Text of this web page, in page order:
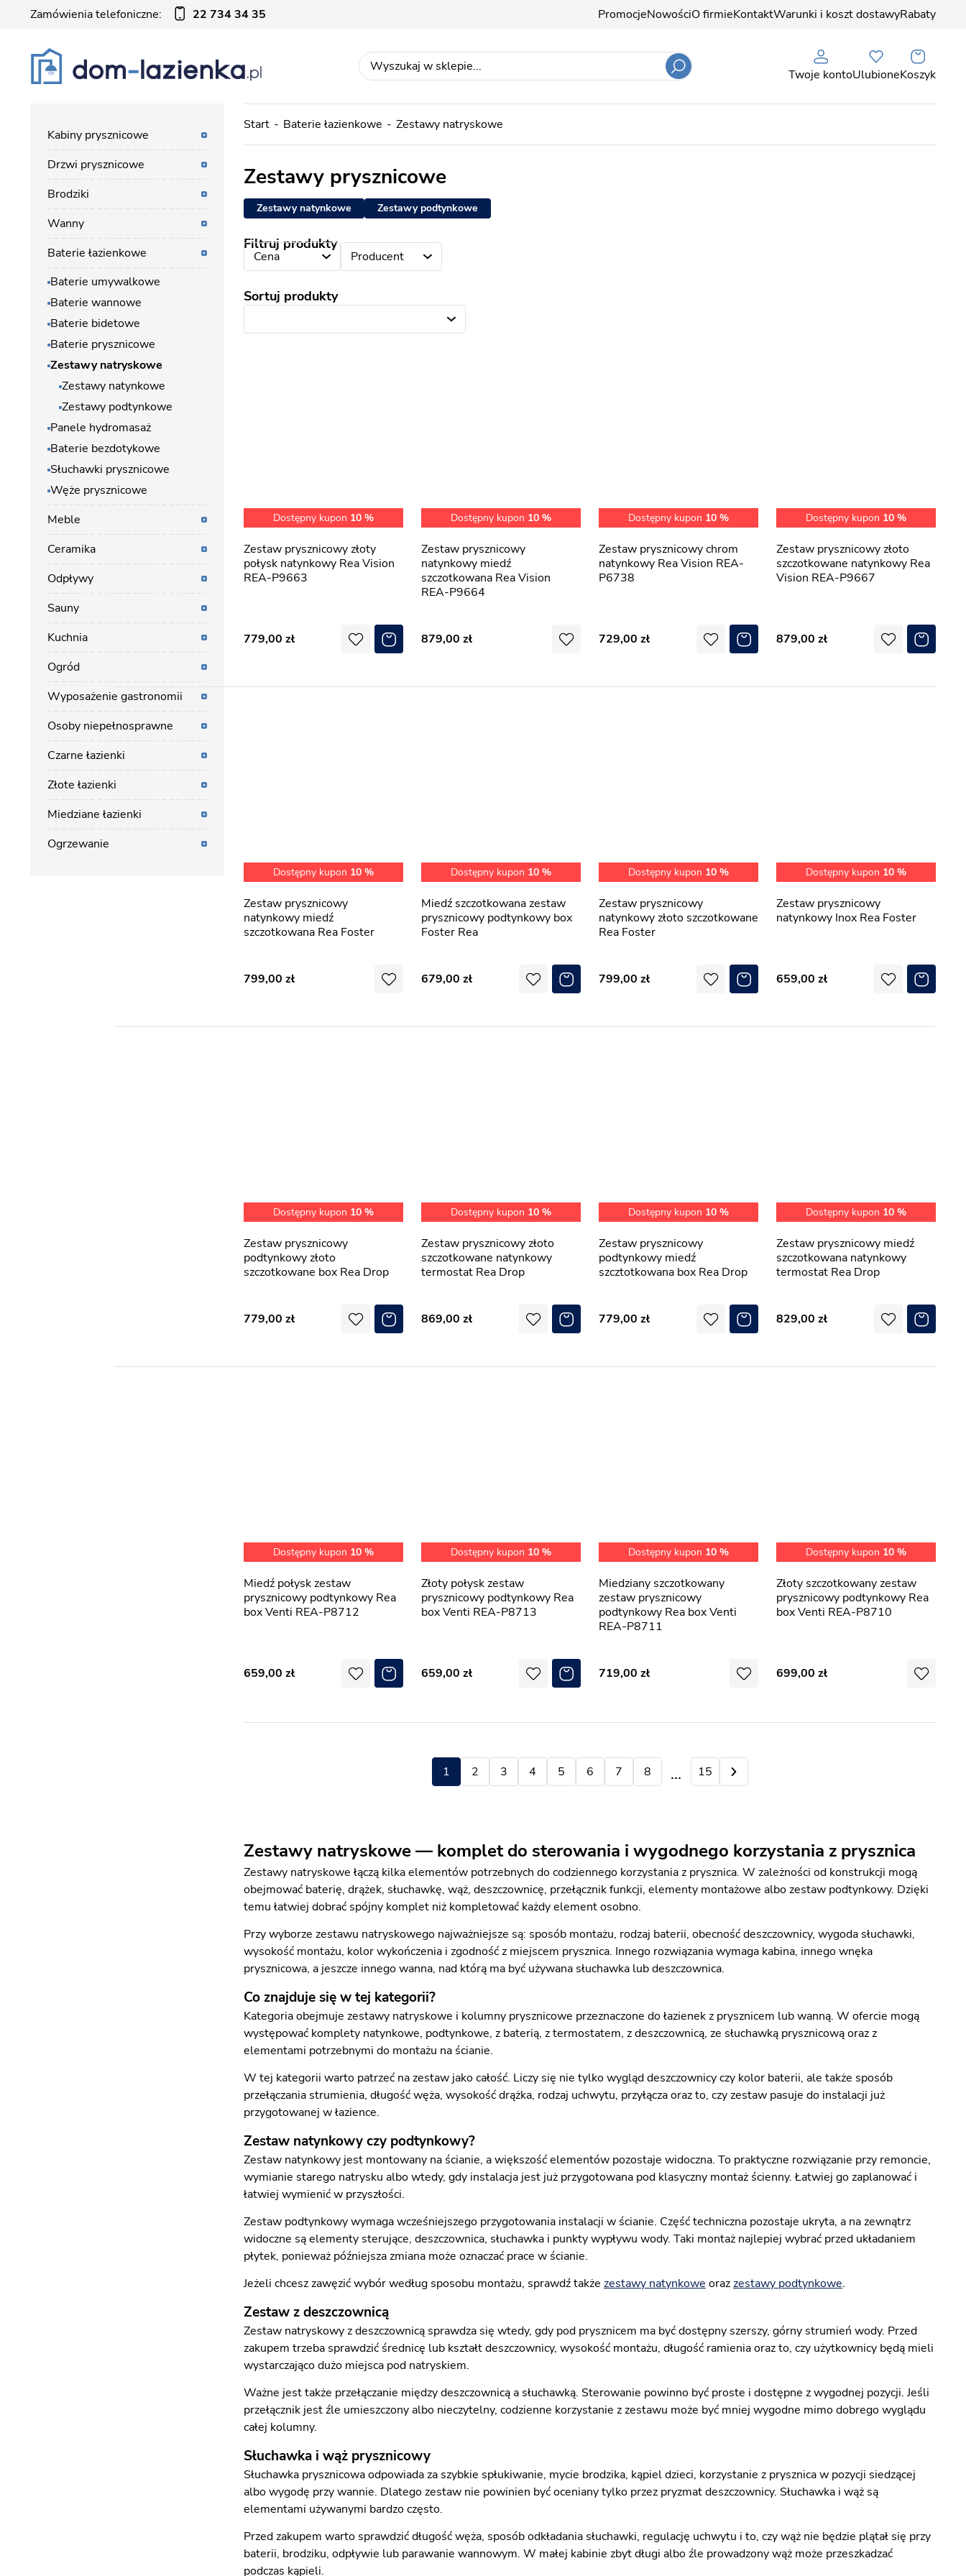
Zamówienia telefoniczne: 22 734 34 35 PromocjeNowościO firmieKontaktWarunki i koszt dostawyRabaty
Twoje kontoUlubioneKoszyk
Start Baterie łazienkowe Zestawy natryskowe
Zestawy prysznicowe
Zestawy natryskowe — komplet do sterowania i wygodnego korzystania z prysznica
Zestawy natryskowe łączą kilka elementów potrzebnych do codziennego korzystania z prysznica. W zależności od konstrukcji mogą
obejmować baterię, drążek, słuchawkę, wąż, deszczownicę, przełącznik funkcji, elementy montażowe albo zestaw podtynkowy. Dzięki
temu łatwiej dobrać spójny komplet niż kompletować każdy element osobno.
Przy wyborze zestawu natryskowego najważniejsze są: sposób montażu, rodzaj baterii, obecność deszczownicy, wygoda słuchawki,
wysokość montażu, kolor wykończenia i zgodność z miejscem prysznica. Innego rozwiązania wymaga kabina, innego wnęka
prysznicowa, a jeszcze innego wanna, nad którą ma być używana słuchawka lub deszczownica.
Co znajduje się w tej kategorii?
Kategoria obejmuje zestawy natryskowe i kolumny prysznicowe przeznaczone do łazienek z prysznicem lub wanną. W ofercie mogą
występować komplety natynkowe, podtynkowe, z baterią, z termostatem, z deszczownicą, ze słuchawką prysznicową oraz z
elementami potrzebnymi do montażu na ścianie.
W tej kategorii warto patrzeć na zestaw jako całość. Liczy się nie tylko wygląd deszczownicy czy kolor baterii, ale także sposób
przełączania strumienia, długość węża, wysokość drążka, rodzaj uchwytu, przyłącza oraz to, czy zestaw pasuje do instalacji już
przygotowanej w łazience.
Zestaw natynkowy czy podtynkowy?
Zestaw natynkowy jest montowany na ścianie, a większość elementów pozostaje widoczna. To praktyczne rozwiązanie przy remoncie,
wymianie starego natrysku albo wtedy, gdy instalacja jest już przygotowana pod klasyczny montaż ścienny. Łatwiej go zaplanować i
łatwiej wymienić w przyszłości.
Zestaw podtynkowy wymaga wcześniejszego przygotowania instalacji w ścianie. Część techniczna pozostaje ukryta, a na zewnątrz
widoczne są elementy sterujące, deszczownica, słuchawka i punkty wypływu wody. Taki montaż najlepiej wybrać przed układaniem
płytek, ponieważ późniejsza zmiana może oznaczać prace w ścianie.
Jeżeli chcesz zawęzić wybór według sposobu montażu, sprawdź także zestawy natynkowe orazzestawy podtynkowe.
Zestaw z deszczownicą
Zestaw natryskowy z deszczownicą sprawdza się wtedy, gdy pod prysznicem ma być dostępny szerszy, górny strumień wody. Przed
zakupem trzeba sprawdzić średnicę lub kształt deszczownicy, wysokość montażu, długość ramienia oraz to, czy użytkownicy będą mieli
wystarczająco dużo miejsca pod natryskiem.
Ważne jest także przełączanie między deszczownicą a słuchawką. Sterowanie powinno być proste i dostępne z wygodnej pozycji. Jeśli
przełącznik jest źle umieszczony albo nieczytelny, codzienne korzystanie z zestawu może być mniej wygodne mimo dobrego wyglądu
całej kolumny.
Słuchawka i wąż prysznicowy
Słuchawka prysznicowa odpowiada za szybkie spłukiwanie, mycie brodzika, kąpiel dzieci, korzystanie z prysznica w pozycji siedzącej
albo wygodę przy wannie. Dlatego zestaw nie powinien być oceniany tylko przez pryzmat deszczownicy. Słuchawka i wąż są
elementami używanymi bardzo często.
Przed zakupem warto sprawdzić długość węża, sposób odkładania słuchawki, regulację uchwytu i to, czy wąż nie będzie plątał się przy
baterii, brodziku, odpływie lub parawanie wannowym. W małej kabinie zbyt długi albo źle prowadzony wąż może przeszkadzać
podczas kąpieli.
Zestawy natynkowe Zestawy podtynkowe
Filtruj produkty
Cena Producent
Sortuj produkty
Dostępny kupon 10 %
Zestaw prysznicowy złoty
połysk natynkowy Rea Vision
REA-P9663
779,00
Dostępny kupon 10 %
Zestaw prysznicowy
natynkowy miedź
szczotkowana Rea Vision
REA-P9664
879,00
Dostępny kupon 10 %
Zestaw prysznicowy chrom
natynkowy Rea Vision REA-
P6738
729,00
Dostępny kupon 10 %
Zestaw prysznicowy złoto
szczotkowane natynkowy Rea
Vision REA-P9667
879,00
Dostępny kupon 10 %
Zestaw prysznicowy
natynkowy miedź
szczotkowana Rea Foster
799,00
Dostępny kupon 10 %
Miedź szczotkowana zestaw
prysznicowy podtynkowy box
Foster Rea
679,00
Dostępny kupon 10 %
Zestaw prysznicowy
natynkowy złoto szczotkowane
Rea Foster
799,00
Dostępny kupon 10 %
Zestaw prysznicowy
natynkowy Inox Rea Foster
659,00
Dostępny kupon 10 %
Zestaw prysznicowy
podtynkowy złoto
szczotkowane box Rea Drop
779,00
Dostępny kupon 10 %
Zestaw prysznicowy złoto
szczotkowane natynkowy
termostat Rea Drop
869,00
Dostępny kupon 10 %
Zestaw prysznicowy
podtynkowy miedź
szcztotkowana box Rea Drop
779,00
Dostępny kupon 10 %
Zestaw prysznicowy miedź
szczotkowana natynkowy
termostat Rea Drop
829,00
Dostępny kupon 10 %
Miedź połysk zestaw
prysznicowy podtynkowy Rea
box Venti REA-P8712
659,00
Dostępny kupon 10 %
Złoty połysk zestaw
prysznicowy podtynkowy Rea
box Venti REA-P8713
659,00
Dostępny kupon 10 %
Miedziany szczotkowany
zestaw prysznicowy
podtynkowy Rea box Venti
REA-P8711
719,00
Dostępny kupon 10 %
Złoty szczotkowany zestaw
prysznicowy podtynkowy Rea
box Venti REA-P8710
699,00
1 2 3 4 5 6 7 8 15
Kabiny prysznicowe
Drzwi prysznicowe
Brodziki
Wanny
Baterie łazienkowe
Baterie umywalkowe
Baterie wannowe
Baterie bidetowe
Baterie prysznicowe
Zestawy natryskowe
Zestawy natynkowe
Zestawy podtynkowe
Panele hydromasaż
Baterie bezdotykowe
Słuchawki prysznicowe
Węże prysznicowe
Meble
Ceramika
Odpływy
Sauny
Kuchnia
Ogród
Wyposażenie gastronomii
Osoby niepełnosprawne
Czarne łazienki
Złote łazienki
Miedziane łazienki
Ogrzewanie